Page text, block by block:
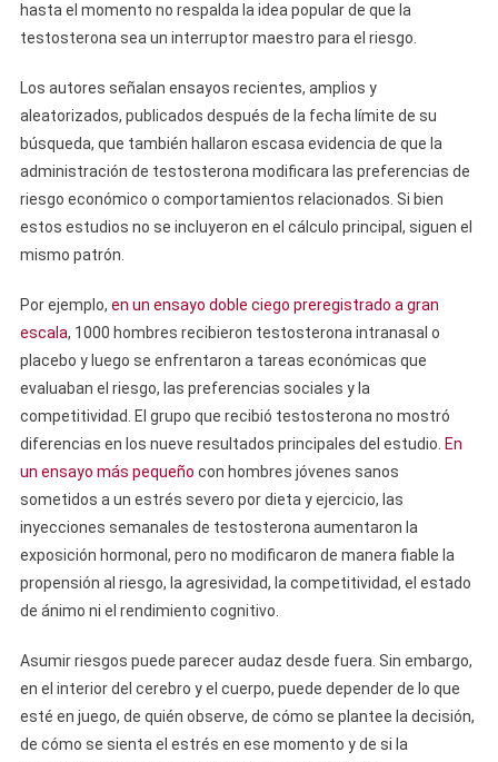
hasta el momento no respalda la idea popular de que la
testosterona sea un interruptor maestro para el riesgo.
Los autores señalan ensayos recientes, amplios y
aleatorizados, publicados después de la fecha límite de su
búsqueda, que también hallaron escasa evidencia de que la
administración de testosterona modificara las preferencias de
riesgo económico o comportamientos relacionados. Si bien
estos estudios no se incluyeron en el cálculo principal, siguen el
mismo patrón.
Por ejemplo, en un ensayo doble ciego preregistrado a gran
escala, 1000 hombres recibieron testosterona intranasal o
placebo y luego se enfrentaron a tareas económicas que
evaluaban el riesgo, las preferencias sociales y la
competitividad. El grupo que recibió testosterona no mostró
diferencias en los nueve resultados principales del estudio. En
un ensayo más pequeño con hombres jóvenes sanos
sometidos a un estrés severo por dieta y ejercicio, las
inyecciones semanales de testosterona aumentaron la
exposición hormonal, pero no modificaron de manera fiable la
propensión al riesgo, la agresividad, la competitividad, el estado
de ánimo ni el rendimiento cognitivo.
Asumir riesgos puede parecer audaz desde fuera. Sin embargo,
en el interior del cerebro y el cuerpo, puede depender de lo que
esté en juego, de quién observe, de cómo se plantee la decisión,
de cómo se sienta el estrés en ese momento y de si la